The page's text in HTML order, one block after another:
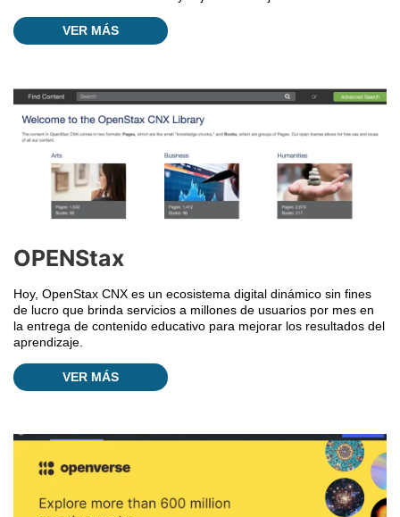
VER MÁS
OPENStax
Hoy, OpenStax CNX es un ecosistema digital dinámico sin fines
de lucro que brinda servicios a millones de usuarios por mes en
la entrega de contenido educativo para mejorar los resultados del
aprendizaje.
VER MÁS